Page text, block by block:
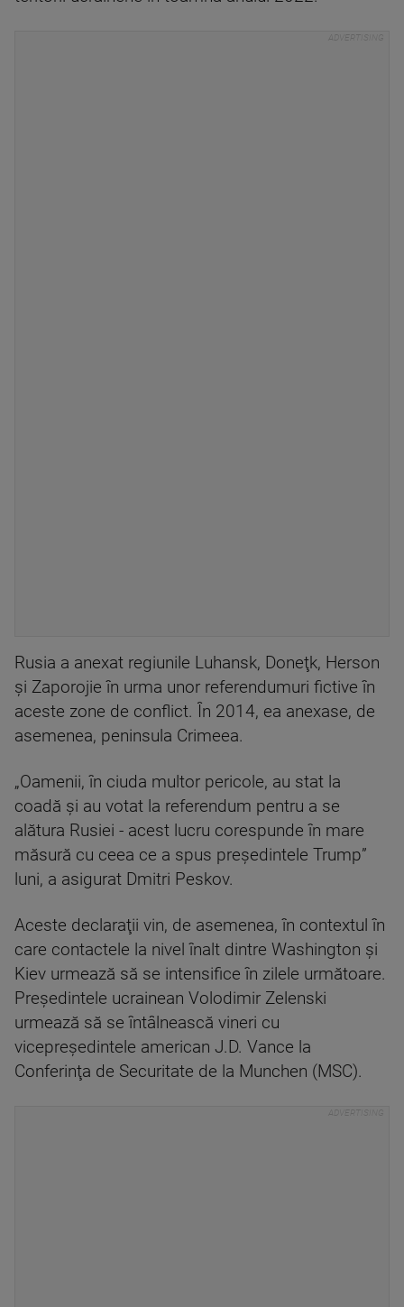
Rusia a anexat regiunile Luhansk, Doneţk, Herson
şi Zaporojie în urma unor referendumuri fictive în
aceste zone de conflict. În 2014, ea anexase, de
asemenea, peninsula Crimeea.
„Oamenii, în ciuda multor pericole, au stat la
coadă şi au votat la referendum pentru a se
alătura Rusiei - acest lucru corespunde în mare
măsură cu ceea ce a spus preşedintele Trump”
luni, a asigurat Dmitri Peskov.
Aceste declaraţii vin, de asemenea, în contextul în
care contactele la nivel înalt dintre Washington şi
Kiev urmează să se intensifice în zilele următoare.
Preşedintele ucrainean Volodimir Zelenski
urmează să se întâlnească vineri cu
vicepreşedintele american J.D. Vance la
Conferinţa de Securitate de la Munchen (MSC).